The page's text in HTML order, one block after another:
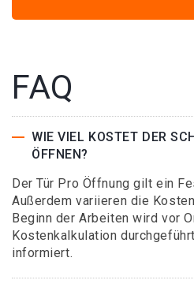
FAQ
WIE VIEL KOSTET DER
ÖFFNEN?
Der Tür Pro Öffnung gilt ein
Außerdem variieren die
Beginn der Arbeiten wird vor
Kostenkalkulation
informiert.